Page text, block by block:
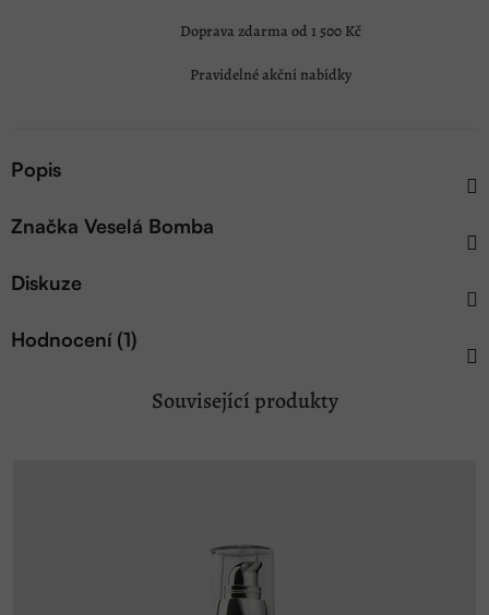
Doprava zdarma od 1 500 Kč
Pravidelné akční nabídky
Popis
Značka Veselá Bomba
Diskuze
Hodnocení (1)
Související produkty